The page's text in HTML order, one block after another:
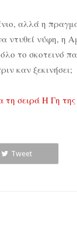
αλλά η
ντυθεί νύφη, η
το σκοτεινό
καν ξεκινήσει;
τη σειρά Η Γη της
Tweet